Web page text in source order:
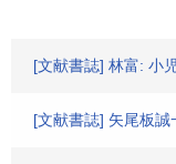
[文献書誌] 林富: 小
[文献書誌] 矢尾板